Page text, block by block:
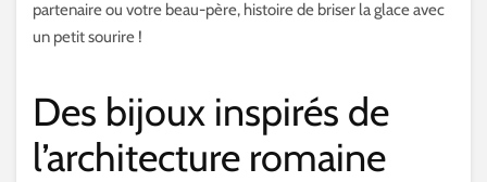
partenaire ou votre beau-père, histoire de briser la glace avec
un petit sourire !
Des bijoux inspirés de
l’architecture romaine